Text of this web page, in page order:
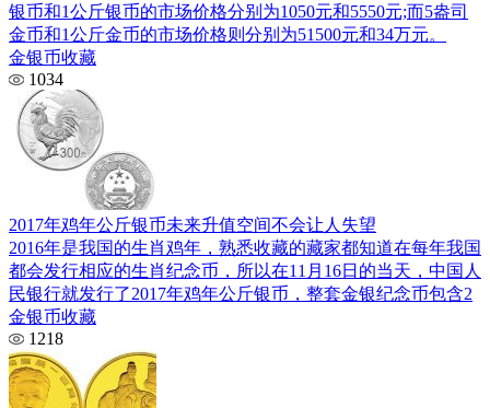
银币和1公斤银币的市场价格分别为1050元和5550元;而5盎司
金币和1公斤金币的市场价格则分别为51500元和34万元。
金银币收藏
1034
2017年鸡年公斤银币未来升值空间不会让人失望
2016年是我国的生肖鸡年，熟悉收藏的藏家都知道在每年我国
都会发行相应的生肖纪念币，所以在11月16日的当天，中国人
民银行就发行了2017年鸡年公斤银币，整套金银纪念币包含2
金银币收藏
1218